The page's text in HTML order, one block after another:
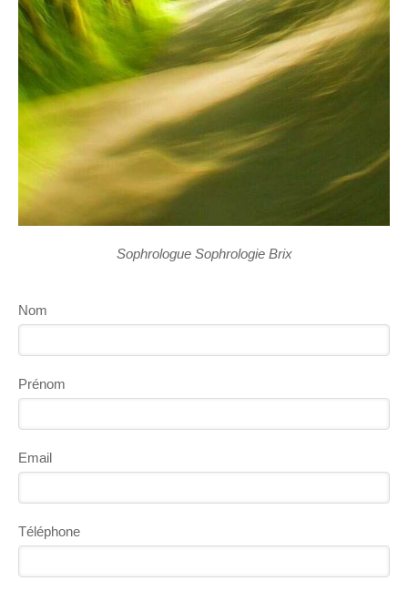
Sophrologue Sophrologie Brix
Nom
Prénom
Email
Téléphone